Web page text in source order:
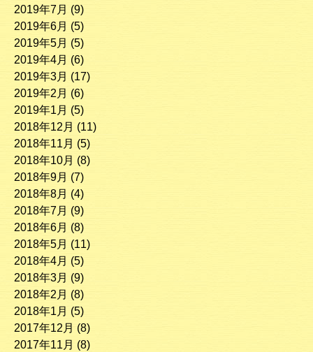
2019年7月 (9)
2019年6月 (5)
2019年5月 (5)
2019年4月 (6)
2019年3月 (17)
2019年2月 (6)
2019年1月 (5)
2018年12月 (11)
2018年11月 (5)
2018年10月 (8)
2018年9月 (7)
2018年8月 (4)
2018年7月 (9)
2018年6月 (8)
2018年5月 (11)
2018年4月 (5)
2018年3月 (9)
2018年2月 (8)
2018年1月 (5)
2017年12月 (8)
2017年11月 (8)